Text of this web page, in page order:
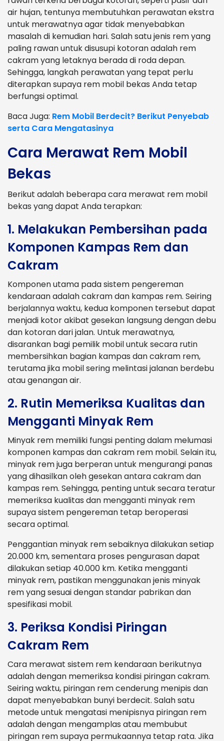
air hujan, tentunya membutuhkan perawatan ekstra
untuk merawatnya agar tidak menyebabkan
masalah di kemudian hari. Salah satu jenis rem yang
paling rawan untuk disusupi kotoran adalah rem
cakram yang letaknya berada di roda depan.
Sehingga, langkah perawatan yang tepat perlu
diterapkan supaya rem mobil bekas Anda tetap
berfungsi optimal.
Baca Juga: Rem Mobil Berdecit? Berikut Penyebab
serta Cara Mengatasinya
Cara Merawat Rem Mobil
Bekas
Berikut adalah beberapa cara merawat rem mobil
bekas yang dapat Anda terapkan:
1. Melakukan Pembersihan pada
Komponen Kampas Rem dan
Cakram
Komponen utama pada sistem pengereman
kendaraan adalah cakram dan kampas rem. Seiring
berjalannya waktu, kedua komponen tersebut dapat
menjadi kotor akibat gesekan langsung dengan debu
dan kotoran dari jalan. Untuk merawatnya,
disarankan bagi pemilik mobil untuk secara rutin
membersihkan bagian kampas dan cakram rem,
terutama jika mobil sering melintasi jalanan berdebu
atau genangan air.
2. Rutin Memeriksa Kualitas dan
Mengganti Minyak Rem
Minyak rem memiliki fungsi penting dalam melumasi
komponen kampas dan cakram rem mobil. Selain itu,
minyak rem juga berperan untuk mengurangi panas
yang dihasilkan oleh gesekan antara cakram dan
kampas rem. Sehingga, penting untuk secara teratur
memeriksa kualitas dan mengganti minyak rem
supaya sistem pengereman tetap beroperasi
secara optimal.
Penggantian minyak rem sebaiknya dilakukan setiap
20.000 km, sementara proses pengurasan dapat
dilakukan setiap 40.000 km. Ketika mengganti
minyak rem, pastikan menggunakan jenis minyak
rem yang sesuai dengan standar pabrikan dan
spesifikasi mobil.
3. Periksa Kondisi Piringan
Cakram Rem
Cara merawat sistem rem kendaraan berikutnya
adalah dengan memeriksa kondisi piringan cakram.
Seiring waktu, piringan rem cenderung menipis dan
dapat menyebabkan bunyi berdecit. Salah satu
metode untuk mengatasi menipisnya piringan rem
adalah dengan mengamplas atau membubut
piringan rem supaya permukaannya tetap rata. Jika